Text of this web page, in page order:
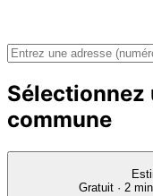
Sélectionnez
commune
Gratuit · 2